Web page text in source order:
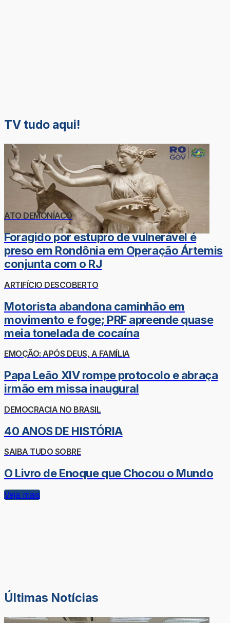
TV tudo aqui!
ATO DEMONÍACO
Foragido por estupro de vulnerável é
preso em Rondônia em Operação Ártemis
conjunta com o RJ
ARTIFÍCIO DESCOBERTO
Motorista abandona caminhão em
movimento e foge; PRF apreende quase
meia tonelada de cocaína
EMOÇÃO: APÓS DEUS, A FAMÍLIA
Papa Leão XIV rompe protocolo e abraça
irmão em missa inaugural
DEMOCRACIA NO BRASIL
40 ANOS DE HISTÓRIA
SAIBA TUDO SOBRE
O Livro de Enoque que Chocou o Mundo
Veja mais
Últimas Notícias